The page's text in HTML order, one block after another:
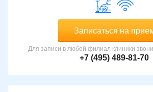
Записаться на
Для записи в любой филиал клиники
+7 (495) 489-81-70